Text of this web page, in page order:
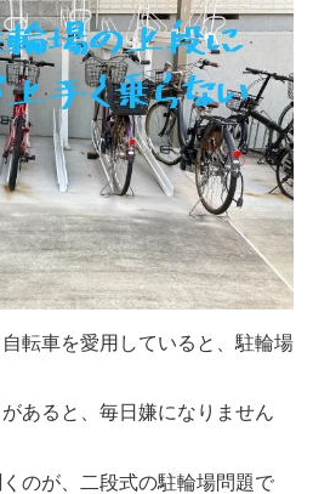
転車を愛用していると、駐輪場
あると、毎日嫌になりません
のが、二段式の駐輪場問題で